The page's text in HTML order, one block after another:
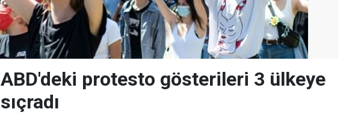
ABD'deki protesto gösterileri 3 ülkeye
sıçradı